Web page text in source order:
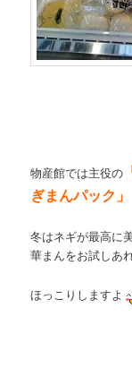
物産館では主役の
ぎまんパック」
冬はネギが最高に
華まんをお試しあ
ほっこりしますよ